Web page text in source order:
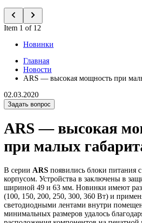
Item 1 of 12
Новинки
Главная
Новости
ARS — высокая мощность при
02.03.2020
Задать вопрос
ARS — высокая
при малых
В серии ARS появились блоки питания
корпусом. Устройства в заключены в
шириной 49 и 63 мм. Новинки имеют
(100, 150, 200, 250, 300, 360 Вт) и
светодиодными лентами внутри
минимальных размеров удалось